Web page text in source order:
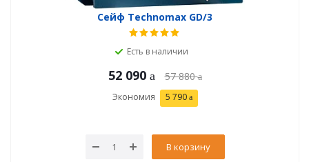
Сейф Technomax GD/3
Есть в наличии
52 090 57 880
Экономия 5 790
В корзину